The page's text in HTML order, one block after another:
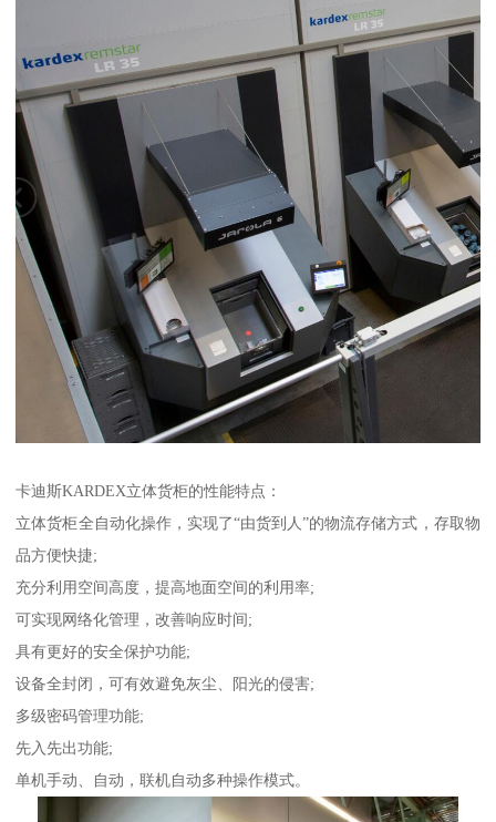
卡迪斯KARDEX立体货柜的性能特点：
立体货柜全自动化操作，实现了“由货到人”的物流存储方式，存取物
品方便快捷;
充分利用空间高度，提高地面空间的利用率;
可实现网络化管理，改善响应时间;
具有更好的安全保护功能;
设备全封闭，可有效避免灰尘、阳光的侵害;
多级密码管理功能;
先入先出功能;
单机手动、自动，联机自动多种操作模式。